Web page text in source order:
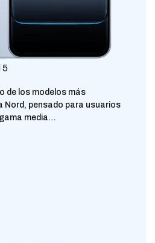
5
de los modelos más
Nord, pensado para usuarios
media…